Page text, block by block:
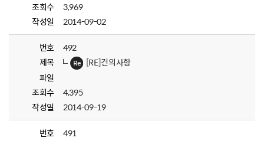
조회수
3,969
작성일
2014-09-02
번호
492
제목
[RE]건의사항
파일
조회수
4,395
작성일
2014-09-19
번호
491